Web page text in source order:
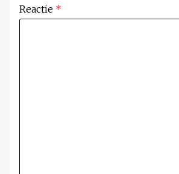
Reactie *